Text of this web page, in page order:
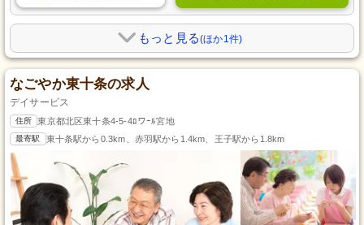
もっと見る(ほか1件)
なごやか東十条の求人
デイサービス
住所 東京都北区東十条4-5-4ﾛワｰﾙ宮地
最寄駅 東十条駅から0.3km、赤羽駅から1.4km、王子駅から1.8km